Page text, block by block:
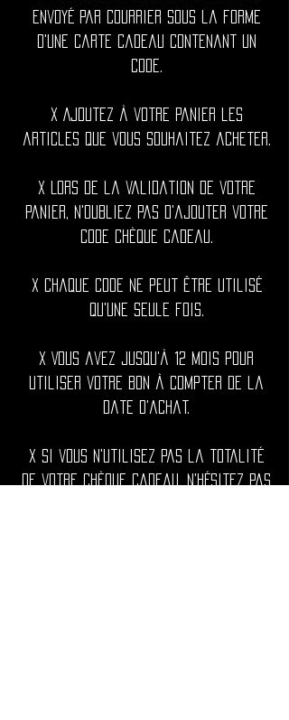
envoyé par courrier sous la forme
d'une carte cadeau contenant un
code.
x Ajoutez à votre panier les
articles que vous souhaitez acheter.
x Lors de la validation de votre
panier, n'oubliez pas d'ajouter votre
code chèque cadeau.
x Chaque code ne peut être utilisé
qu'une seule fois.
x Vous avez jusqu'à 12 mois pour
utiliser votre bon à compter de la
date d'achat.
x Si vous n'utilisez pas la totalité
de votre chèque cadeau, n'hésitez pas